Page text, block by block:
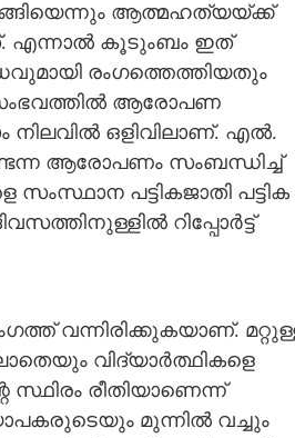
ആത്മഹത്യയ്ക്ക്
എന്നാൽ കൂടുംബം ഇത്
രംഗത്തെത്തിയതും
ആരോപണ
നിലവിൽ ഒളിവിലാണ്. എൽ.
ആരോപണം സംബന്ധിച്ച്
പട്ടികജാതി പട്ടിക
റിപ്പോർട്ട്
വന്നിരിക്കുകയാണ്.
വിദ്യാർത്ഥികളെ
സ്ഥിരം രീതിയാണെന്ന്
മുന്നിൽ വച്ചും